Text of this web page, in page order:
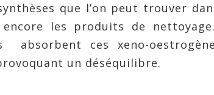
que l’on peut trouver
les produits de
absorbent ces xeno-
un déséquilibre.